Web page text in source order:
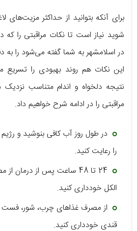
برای آنکه بتوانید از حداکثر مزیت‌های
شوید نیاز است تا نکات مراقبتی را که
در اسلامشهر به شما گفته می‌شود را به
این نکات هم روند بهبودی را تسریع
نتیجه دلخواه و اندام متناسب
مراقبتی را در ادامه شرح خواهیم داد.
در طول روز آب کافی بنوشید و
را رعایت کنید.
24 تا 48 ساعت پس از درمان
الکل خودداری کنید.
از مصرف غذاهای چرب، شور، فست
قندی خودداری کنید.